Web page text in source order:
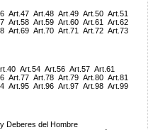
Art.47 Art.48 Art.49 Art.50 Art.51
Art.58 Art.59 Art.60 Art.61
Art.62
Art.69 Art.70 Art.71 Art.72 Art.73
Art.54 Art.56 Art.57 Art.61
Art.77 Art.78 Art.79 Art.80 Art.81
Art.95 Art.96 Art.97 Art.98 Art.99
Deberes del Hombre